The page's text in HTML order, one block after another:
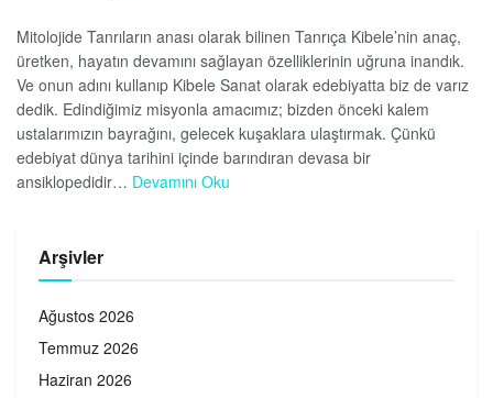
Mitolojide Tanrıların anası olarak bilinen Tanrıça Kibele’nin anaç,
üretken, hayatın devamını sağlayan özelliklerinin uğruna inandık.
Ve onun adını kullanıp Kibele Sanat olarak edebiyatta biz de varız
dedik. Edindiğimiz misyonla amacımız; bizden önceki kalem
ustalarımızın bayrağını, gelecek kuşaklara ulaştırmak. Çünkü
edebiyat dünya tarihini içinde barındıran devasa bir
ansiklopedidir… Devamını Oku
Arşivler
Ağustos 2026
Temmuz 2026
Haziran 2026